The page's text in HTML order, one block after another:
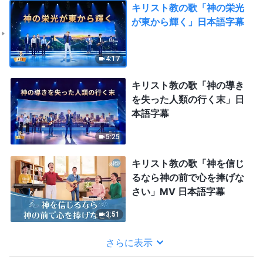
4:17
キリスト教の歌「神の栄光
が東から輝く」日本語字幕
5:25
キリスト教の歌「神の導き
を失った人類の行く末」日
本語字幕
3:51
キリスト教の歌「神を信じ
るなら神の前で心を捧げな
さい」MV 日本語字幕
さらに表示